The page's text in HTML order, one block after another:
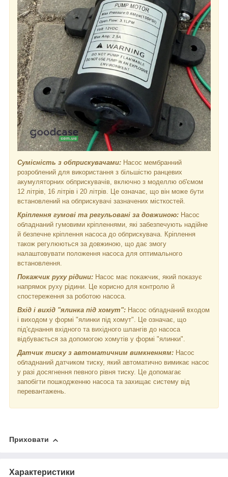
Сумісність з обприскувачами: Насос мембранний
розроблений для використання з більшістю ранцевих
акумуляторних обприскувачів, включно з моделлю об'ємом
12 літрів, 16 літрів і 20 літрів. Це означає, що він може бути
встановлений на обприскувачі зазначених місткостей.
Кріплення гумові та регульовані за довжиною: Насос
обладнаний гумовими кріпленнями, які забезпечують надійне
й безпечне кріплення насоса до обприскувача. Кріплення
також регулюються за довжиною, що дає змогу
налаштовувати положення насоса для оптимального
встановлення.
Покажчик руху рідини: Насос має покажчик, який показує
напрямок руху рідини. Це корисно для контролю й
спостереження за роботою насоса.
Вхід і вихід "ялинка під хомут": Насос обладнаний входом
і виходом у формі "ялинки під хомут". Це означає, що
під'єднання вхідного та вихідного шлангів до насоса
відбувається за допомогою хомутів у формі "ялинки".
Датчик тиску з автоматичним вимкненням: Насос
обладнаний датчиком тиску, який автоматично вимикає насос
у разі досягнення певного рівня тиску. Це допомагає
запобігти пошкодженню насоса та захищає систему від
перевантажень.
Приховати
Характеристики